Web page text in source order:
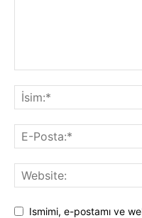
Ismimi, e-postamı ve